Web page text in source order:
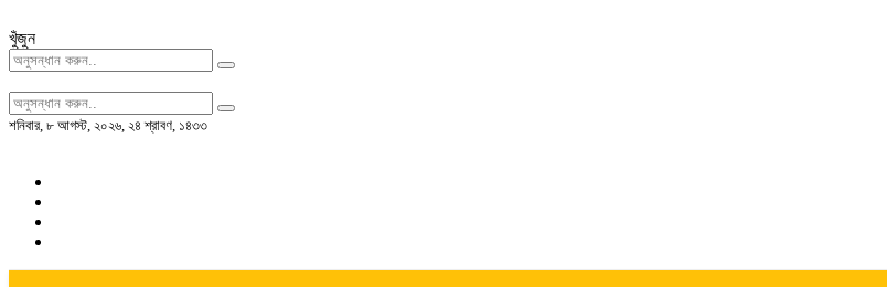
খুঁজুন
শনিবার, ৮ আগস্ট, ২০২৬, ২৪ শ্রাবণ, ১৪৩৩